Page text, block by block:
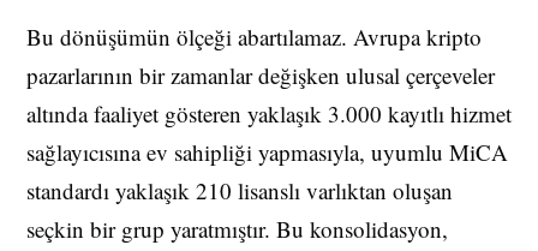
Bu dönüşümün ölçeği abartılamaz. Avrupa kripto
pazarlarının bir zamanlar değişken ulusal çerçeveler
altında faaliyet gösteren yaklaşık 3.000 kayıtlı hizmet
sağlayıcısına ev sahipliği yapmasıyla, uyumlu MiCA
standardı yaklaşık 210 lisanslı varlıktan oluşan
seçkin bir grup yaratmıştır. Bu konsolidasyon,